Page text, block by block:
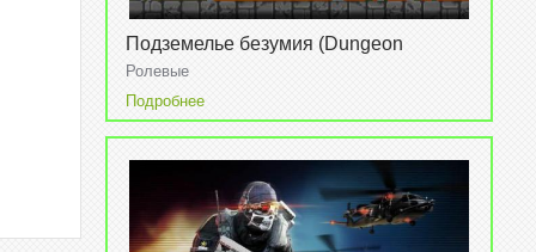
Подземелье безумия (Dungeon
madness)
Ролевые
Подробнее